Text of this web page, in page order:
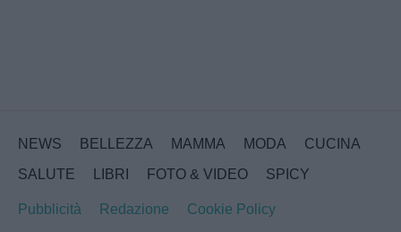
NEWS BELLEZZA MAMMA MODA
CUCINA
SALUTE
LIBRI FOTO & VIDEO SPICY
Pubblicità Redazione
Cookie Policy